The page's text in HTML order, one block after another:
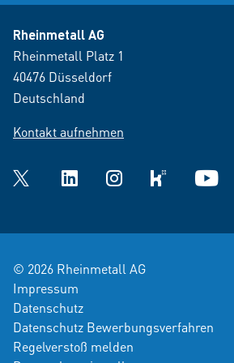
Rheinmetall AG
Rheinmetall Platz 1
40476 Düsseldorf
Deutschland
Kontakt aufnehmen
Twitter LinkedInInstagramkununu YouTube
© 2026 Rheinmetall AG
Impressum
Datenschutz
Datenschutz Bewerbungsverfahren
Regelverstoß melden